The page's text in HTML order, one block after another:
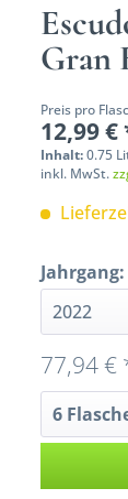
Gran
Preis pro
12,99 €
Inhalt:0.75
inkl. MwSt.
Jahrgang:
77,94 €